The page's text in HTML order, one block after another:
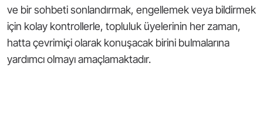
ve bir sohbeti sonlandırmak, engellemek veya bildirmek
için kolay kontrollerle, topluluk üyelerinin her zaman,
hatta çevrimiçi olarak konuşacak birini bulmalarına
yardımcı olmayı amaçlamaktadır.